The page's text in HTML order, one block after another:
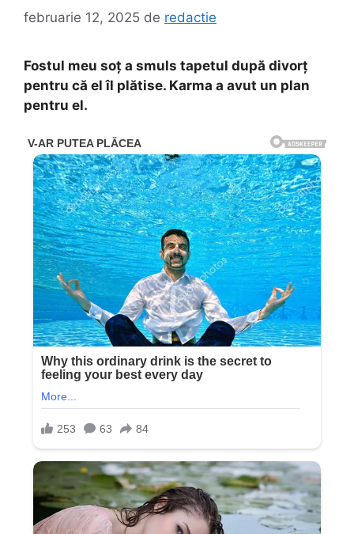
februarie 12, 2025 de redactie
Fostul meu soț a smuls tapetul după divorț
pentru că el îl plătise. Karma a avut un plan
pentru el.